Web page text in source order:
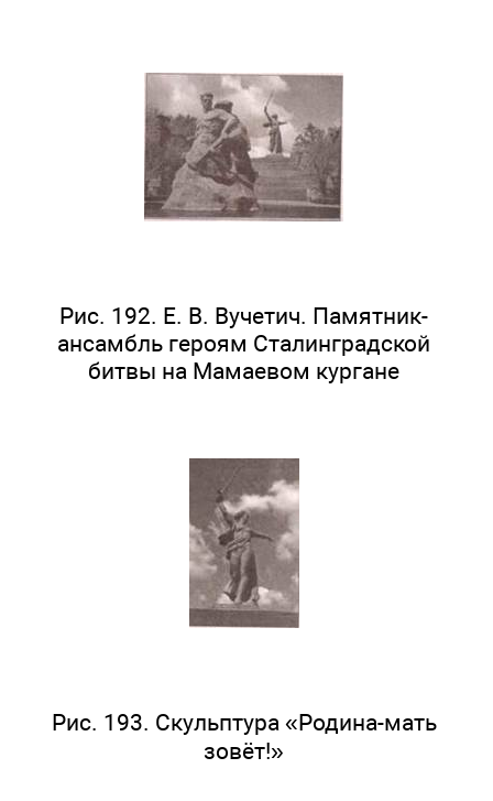
Рис. 192. Е. В. Вучетич. Памятник-
ансамбль героям Сталинградской
битвы на Мамаевом кургане
Рис. 193. Скульптура «Родина-мать
зовёт!»